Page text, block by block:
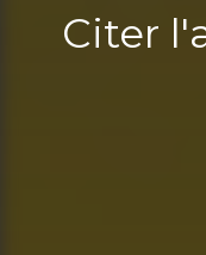
Citer